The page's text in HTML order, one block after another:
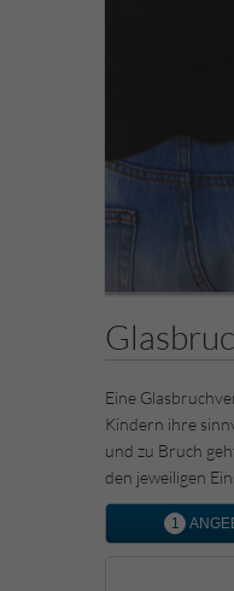
Eine
Kindern ihre
und zu Bruch
den jeweiligen